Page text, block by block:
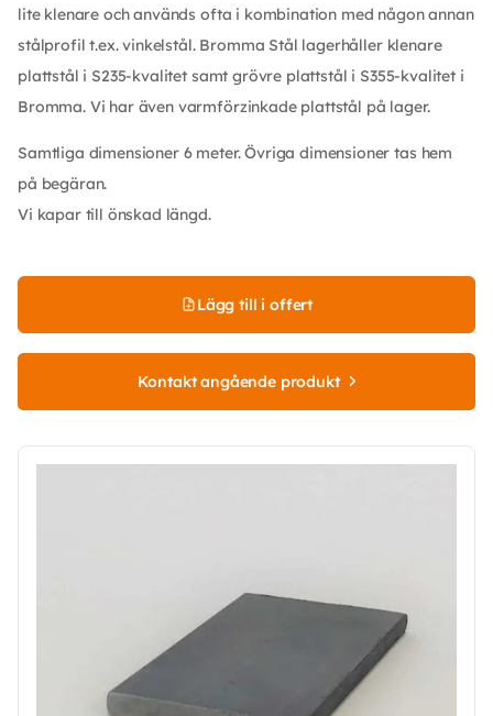
lite klenare och används ofta i kombination med någon annan
stålprofil t.ex. vinkelstål. Bromma Stål lagerhåller klenare
plattstål i S235-kvalitet samt grövre plattstål i S355-kvalitet i
Bromma. Vi har även varmförzinkade plattstål på lager.
Samtliga dimensioner 6 meter. Övriga dimensioner tas hem
på begäran.
Vi kapar till önskad längd.
Lägg till i offert
Kontakt angående produkt